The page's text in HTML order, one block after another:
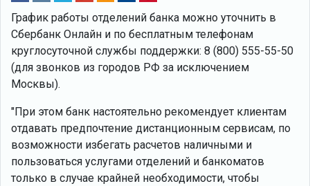
График работы отделений банка можно уточнить в
Сбербанк Онлайн и по бесплатным телефонам
круглосуточной службы поддержки: 8 (800) 555-55-50
(для звонков из городов РФ за исключением
Москвы).
"При этом банк настоятельно рекомендует клиентам
отдавать предпочтение дистанционным сервисам, по
возможности избегать расчетов наличными и
пользоваться услугами отделений и банкоматов
только в случае крайней необходимости, чтобы